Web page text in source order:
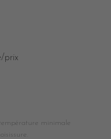
prix
minimale